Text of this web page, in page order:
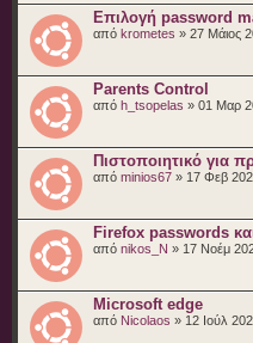
Επιλογή password
από krometes » 27 Μάιος
Parents Control
από h_tsopelas » 01 Μαρ
Πιστοποιητικό για
από minios67 » 17 Φεβ
Firefox passwords
από nikos_N » 17 Νοέμ
Microsoft edge
από Nicolaos » 12 Ιούλ